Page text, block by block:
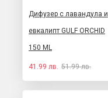
Дифузер с лавандула и
евкалипт GULF ORCHID
150 ML
41.99 лв. 51.99 лв.